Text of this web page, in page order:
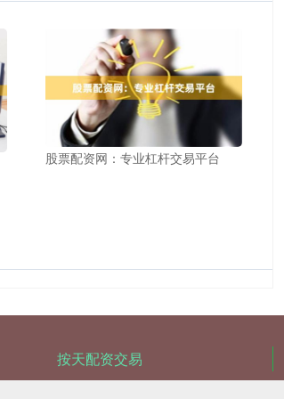
股票配资网：专业杠杆交易平台
按天配资交易